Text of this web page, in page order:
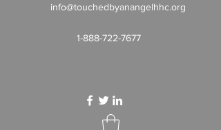
info@touchedbyanangelhhc.org
1-888-722-7677